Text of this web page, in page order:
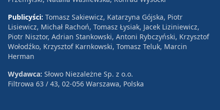
Publicyści: Tomasz Sakiewicz, Katarzyna Gójska, Piotr
Lisiewicz, Michał Rachoń, Tomasz Łysiak, Jacek Liziniewicz,
Piotr Nisztor, Adrian Stankowski, Antoni Rybczyński, Krzysztof
Wołodźko, Krzysztof Karnkowski, Tomasz Teluk, Marcin
Herman
Wydawca: Słowo Niezależne Sp. z o.o.
Filtrowa 63 / 43, 02-056 Warszawa, Polska